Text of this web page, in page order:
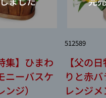
集】ひまわ
ニーバスケ
ジ）
512589
【父の
りと赤
レンジメ